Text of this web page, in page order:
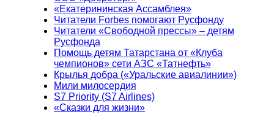
«Екатерининская Ассамблея»
Читатели Forbes помогают Русфонду
Читатели «Свободной прессы» – детям
Русфонда
Помощь детям Татарстана от «Клуба
чемпионов» сети АЗС «Татнефть»
Крылья добра («Уральские авиалинии»)
Мили милосердия
S7 Priority (S7 Airlines)
«Сказки для жизни»